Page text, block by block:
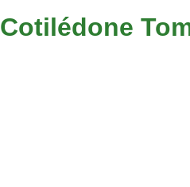
Cotilédone